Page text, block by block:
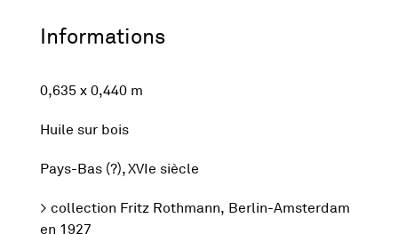
Informations
0,635 x 0,440 m
Huile sur bois
Pays-Bas (?), XVIe siècle
> collection Fritz Rothmann, Berlin-Amsterdam
en 1927